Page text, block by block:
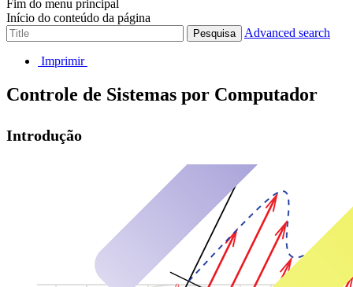
Fim do menu principal
Início do conteúdo da página
Pesquisa Advanced search
Imprimir
Controle de Sistemas por Computador
Introdução